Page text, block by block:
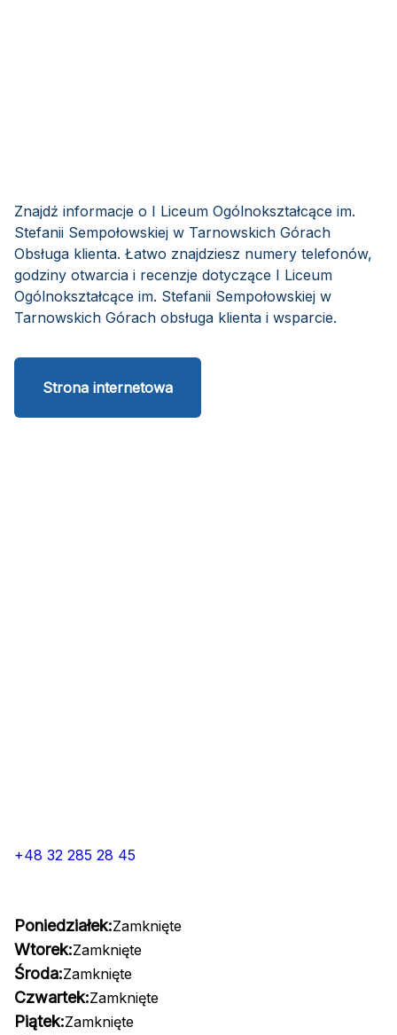
Znajdź informacje o I Liceum Ogólnokształcące im.
Stefanii Sempołowskiej w Tarnowskich Górach
Obsługa klienta. Łatwo znajdziesz numery telefonów,
godziny otwarcia i recenzje dotyczące I Liceum
Ogólnokształcące im. Stefanii Sempołowskiej w
Tarnowskich Górach obsługa klienta i wsparcie.
Strona internetowa
+48 32 285 28 45
Poniedziałek:Zamknięte
Wtorek:Zamknięte
Środa:Zamknięte
Czwartek:Zamknięte
Piątek:Zamknięte